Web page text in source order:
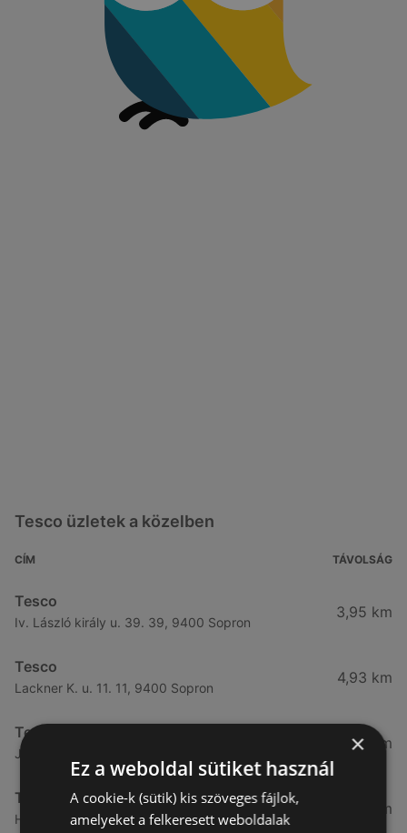
Tesco üzletek a közelben
CÍM TÁVOLSÁG
Tesco
Iv. László király u. 39. 39, 9400 Sopron
3,95 km
Tesco
Lackner K. u. 11. 11, 9400 Sopron
4,93 km
Tesco
József A. u. 1. 1, 9400 Sopron
5,01 km
Tesco
Hátsókapu. u. 8. 8, 9400 Sopron
5,4 km
×
Ez a weboldal sütiket használ
A cookie-k (sütik) kis szöveges fájlok,
amelyeket a felkeresett weboldalak